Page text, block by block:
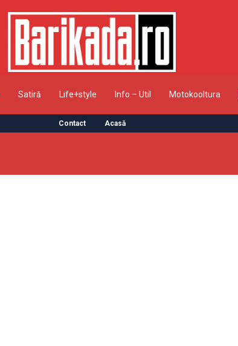
Satiră Life+style Info – Util Motokooltura
Contact Acasă